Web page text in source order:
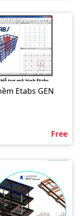
Etabs GEN
Free